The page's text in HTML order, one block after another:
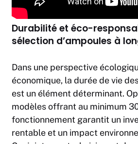
Durabilité et éco-
sélection d’ampoules à
Dans une perspective
économique, la durée de vie
est un élément déterminant.
modèles offrant au minimum
fonctionnement garantit un
rentable et un impact